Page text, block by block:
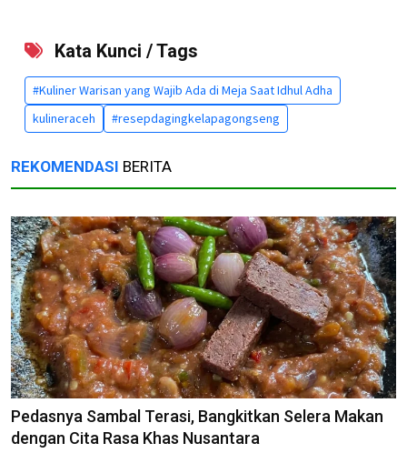
Kata Kunci / Tags
#Kuliner Warisan yang Wajib Ada di Meja Saat Idhul Adha
kulineraceh
#resepdagingkelapagongseng
REKOMENDASI BERITA
Pedasnya Sambal Terasi, Bangkitkan Selera Makan
dengan Cita Rasa Khas Nusantara